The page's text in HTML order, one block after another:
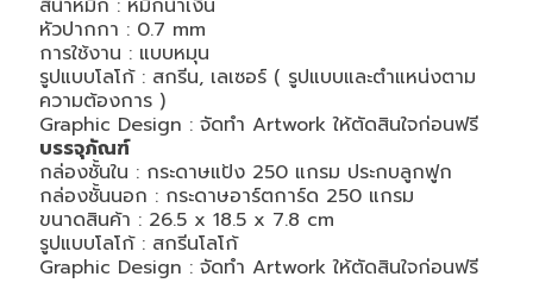
สีน้ำหมึก : หมึกน้ำเงิน
หัวปากกา : 0.7 mm
การใช้งาน : แบบหมุน
รูปแบบโลโก้ : สกรีน, เลเซอร์ ( รูปแบบและตำแหน่งตาม
ความต้องการ )
Graphic Design : จัดทำ Artwork ให้ตัดสินใจก่อนฟรี
บรรจุภัณฑ์
กล่องชั้นใน : กระดาษแป้ง 250 แกรม ประกบลูกฟูก
กล่องชั้นนอก : กระดาษอาร์ตการ์ด 250 แกรม
ขนาดสินค้า : 26.5 x 18.5 x 7.8 cm
รูปแบบโลโก้ : สกรีนโลโก้
Graphic Design : จัดทำ Artwork ให้ตัดสินใจก่อนฟรี